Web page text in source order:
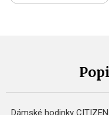
Dámské hodinky